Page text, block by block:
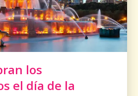
los
el día de la